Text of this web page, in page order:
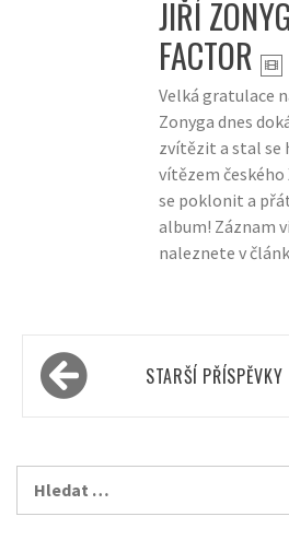
JIŘÍ
FACTOR
Velká gratulace
Zonyga dnes
zvítězit a stal se
vítězem českého
se poklonit a
album! Záznam
naleznete v
Navigace
pro STARŠÍ PŘÍSPĚVKY